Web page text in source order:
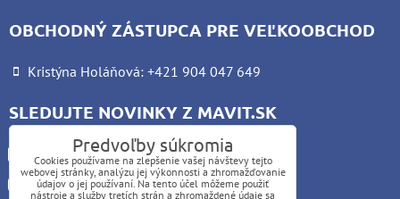
OBCHODNÝ ZÁSTUPCA PRE VEĽKOOBCHOD
Kristýna Holáňová: +421 904 047 649
SLEDUJTE NOVINKY Z MAVIT.SK
Facebook
Instagram
Predvoľby súkromia
Cookies používame na zlepšenie vašej návštevy tejto
webovej stránky, analýzu jej výkonnosti a zhromažďovanie
údajov o jej používaní. Na tento účel môžeme použiť
nástroje a služby tretích strán a zhromaždené údaje sa